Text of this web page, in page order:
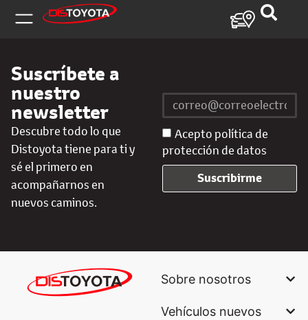
Suscríbete a
nuestro
newsletter
Descubre todo lo que
Distoyota tiene para ti y
sé el primero en
acompañarnos en
nuevos caminos.
Acepto política de
protección de datos
Suscribirme
Sobre nosotros
Vehículos nuevos